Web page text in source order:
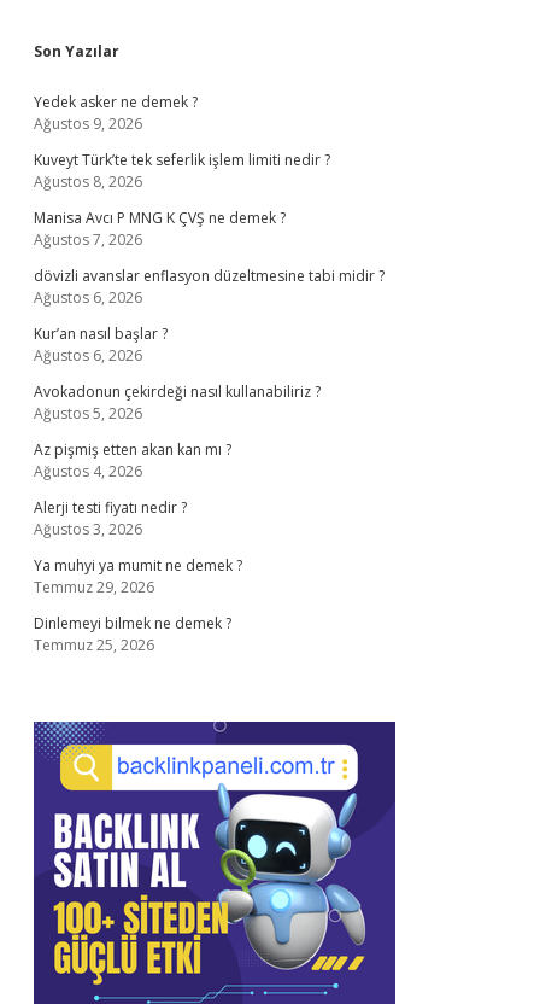
Sidebar
Son Yazılar
Yedek asker ne demek ?
Ağustos 9, 2026
Kuveyt Türk’te tek seferlik işlem limiti nedir ?
Ağustos 8, 2026
Manisa Avcı P MNG K ÇVŞ ne demek ?
Ağustos 7, 2026
dövizli avanslar enflasyon düzeltmesine tabi midir ?
Ağustos 6, 2026
Kur’an nasıl başlar ?
Ağustos 6, 2026
Avokadonun çekirdeği nasıl kullanabiliriz ?
Ağustos 5, 2026
Az pişmiş etten akan kan mı ?
Ağustos 4, 2026
Alerji testi fiyatı nedir ?
Ağustos 3, 2026
Ya muhyi ya mumit ne demek ?
Temmuz 29, 2026
Dinlemeyi bilmek ne demek ?
Temmuz 25, 2026